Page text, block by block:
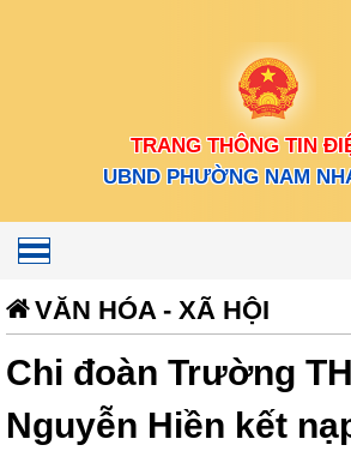
TRANG THÔNG TIN
UBND PHƯỜNG NAM
Toggle
navigation
VĂN HÓA - XÃ HỘI
Chi đoàn Trường
Nguyễn Hiền kết